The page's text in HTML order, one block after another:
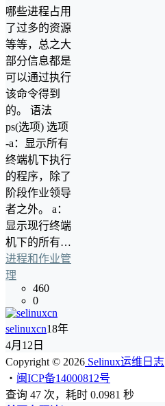
哪些进程占用
了过多的资源
等等，总之大
部分信息都是
可以通过执行
该命令得到
的。 语法
ps(选项) 选项
-a：显示所有
终端机下执行
的程序，除了
阶段作业领导
者之外。 a：
显示现行终端
机下的所有…
进程和作业管
理
460
0
selinuxcn18年
4月12日
Copyright © 2026 Selinux运维日志
・ 闽ICP备14000812号
查询 47 次，耗时 0.0981 秒